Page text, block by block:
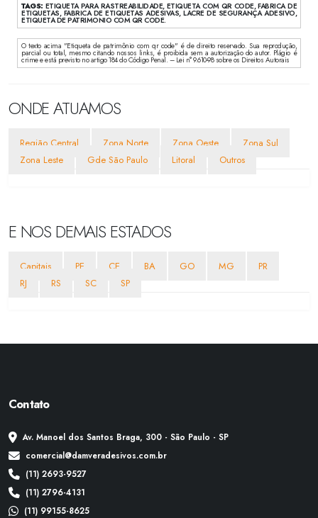
TAGS: ETIQUETA PARA RASTREABILIDADE, ETIQUETA COM QR CODE, FABRICA DE
ETIQUETAS, FABRICA DE ETIQUETAS ADESIVAS, LACRE DE SEGURANÇA ADESIVO,
ETIQUETA DE PATRIMONIO COM QR CODE.
O texto acima "Etiqueta de patrimônio com qr code" é de direito reservado. Sua reprodução,
parcial ou total, mesmo citando nossos links, é proibida sem a autorização do autor. Plágio é
crime e está previsto no artigo 184 do Código Penal. – Lei n° 9.610-98 sobre os Direitos Autorais
ONDE ATUAMOS
Região Central Zona Norte Zona Oeste
Zona Sul
Zona Leste
Gde São Paulo Litoral Outros
E NOS DEMAIS ESTADOS
Capitais PE CE BA GO MG
PR
RJ
RS SC SP
Contato
Av. Manoel dos Santos Braga, 300 - São Paulo - SP
comercial@damveradesivos.com.br
(11) 2693-9527
(11) 2796-4131
(11) 99155-8625